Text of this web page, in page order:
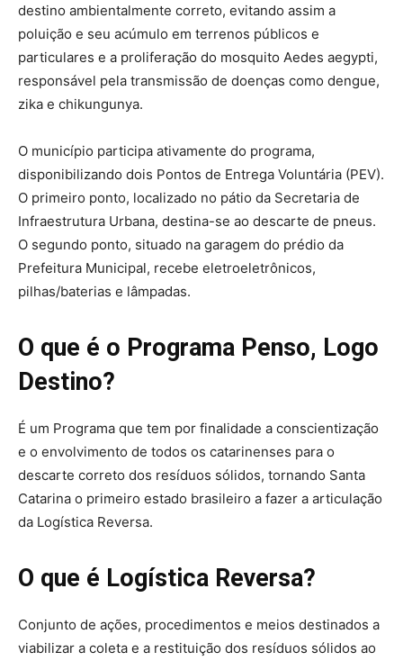
destino ambientalmente correto, evitando assim a
poluição e seu acúmulo em terrenos públicos e
particulares e a proliferação do mosquito Aedes aegypti,
responsável pela transmissão de doenças como dengue,
zika e chikungunya.
O município participa ativamente do programa,
disponibilizando dois Pontos de Entrega Voluntária (PEV).
O primeiro ponto, localizado no pátio da Secretaria de
Infraestrutura Urbana, destina-se ao descarte de pneus.
O segundo ponto, situado na garagem do prédio da
Prefeitura Municipal, recebe eletroeletrônicos,
pilhas/baterias e lâmpadas.
O que é o Programa Penso, Logo
Destino?
É um Programa que tem por finalidade a conscientização
e o envolvimento de todos os catarinenses para o
descarte correto dos resíduos sólidos, tornando Santa
Catarina o primeiro estado brasileiro a fazer a articulação
da Logística Reversa.
O que é Logística Reversa?
Conjunto de ações, procedimentos e meios destinados a
viabilizar a coleta e a restituição dos resíduos sólidos ao